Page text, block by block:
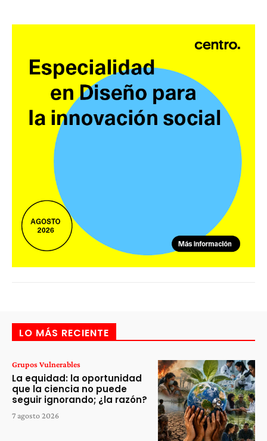
LO MÁS RECIENTE
Grupos Vulnerables
La equidad: la oportunidad
que la ciencia no puede
seguir ignorando; ¿la razón?
7 agosto 2026